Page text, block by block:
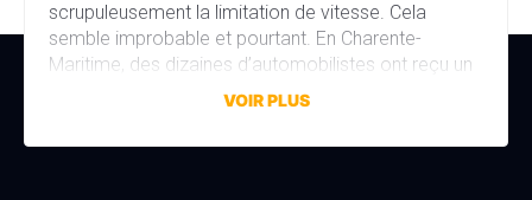
scrupuleusement la limitation de vitesse. Cela
semble improbable et pourtant. En Charente-
Maritime, des dizaines d’automobilistes ont reçu un
avis de contravention alors qu’ils n’avaient commis
discrète mais aux conséquences bien réelles. Une
VOIR PLUS